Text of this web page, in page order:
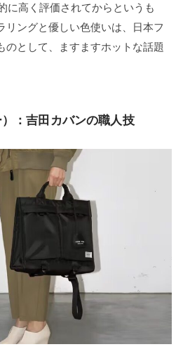
に高く評価されてからというも
リングと優しい色使いは、日本フ
のとして、ますますホットな話題
：吉田カバンの職人技